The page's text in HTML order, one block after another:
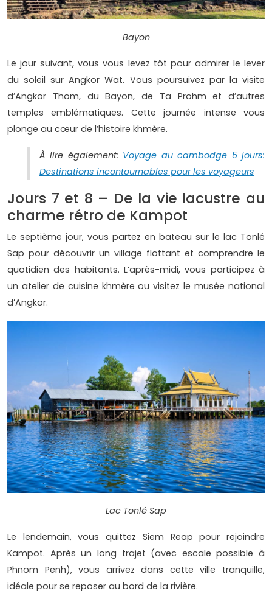
Bayon
Le jour suivant, vous vous levez tôt pour admirer le lever
du soleil sur Angkor Wat. Vous poursuivez par la visite
d’Angkor Thom, du Bayon, de Ta Prohm et d’autres
temples emblématiques. Cette journée intense vous
plonge au cœur de l’histoire khmère.
À lire également: Voyage au cambodge 5 jours:
Destinations incontournables pour les voyageurs
Jours 7 et 8 – De la vie lacustre au
charme rétro de Kampot
Le septième jour, vous partez en bateau sur le lac Tonlé
Sap pour découvrir un village flottant et comprendre le
quotidien des habitants. L’après-midi, vous participez à
un atelier de cuisine khmère ou visitez le musée national
d’Angkor.
Lac Tonlé Sap
Le lendemain, vous quittez Siem Reap pour rejoindre
Kampot. Après un long trajet (avec escale possible à
Phnom Penh), vous arrivez dans cette ville tranquille,
idéale pour se reposer au bord de la rivière.